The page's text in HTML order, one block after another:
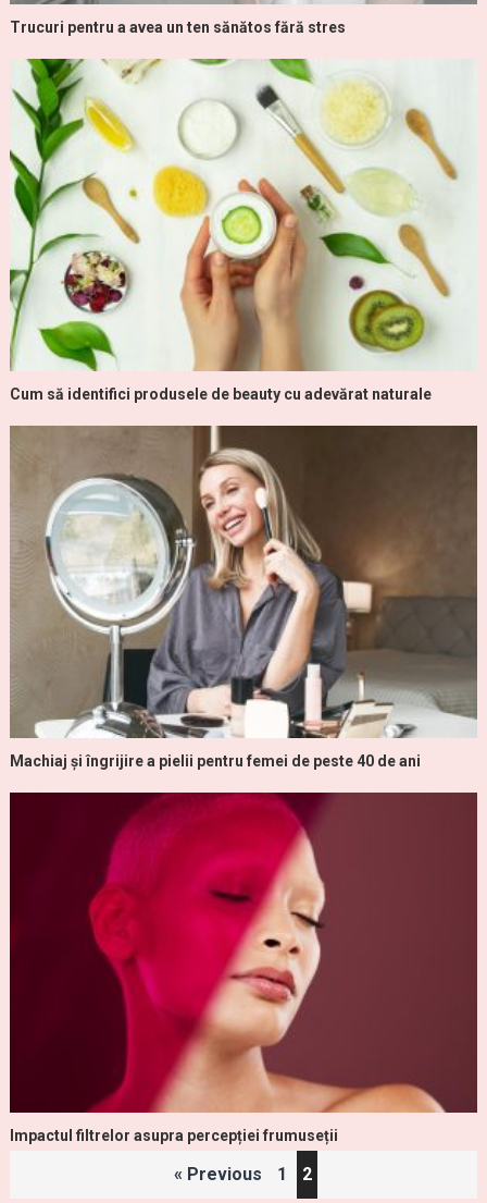
Trucuri pentru a avea un ten sănătos fără stres
Cum să identifici produsele de beauty cu adevărat naturale
Machiaj și îngrijire a pielii pentru femei de peste 40 de ani
Impactul filtrelor asupra percepției frumuseții
« Previous 1 2